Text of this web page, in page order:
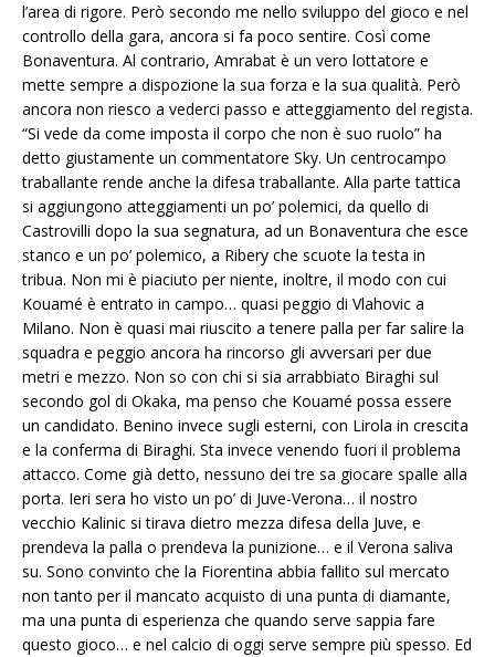
l’area di rigore. Però secondo me nello sviluppo del gioco e nel
controllo della gara, ancora si fa poco sentire. Così come
Bonaventura. Al contrario, Amrabat è un vero lottatore e
mette sempre a dispozione la sua forza e la sua qualità. Però
ancora non riesco a vederci passo e atteggiamento del regista.
“Si vede da come imposta il corpo che non è suo ruolo” ha
detto giustamente un commentatore Sky. Un centrocampo
traballante rende anche la difesa traballante. Alla parte tattica
si aggiungono atteggiamenti un po’ polemici, da quello di
Castrovilli dopo la sua segnatura, ad un Bonaventura che esce
stanco e un po’ polemico, a Ribery che scuote la testa in
tribua. Non mi è piaciuto per niente, inoltre, il modo con cui
Kouamé è entrato in campo… quasi peggio di Vlahovic a
Milano. Non è quasi mai riuscito a tenere palla per far salire la
squadra e peggio ancora ha rincorso gli avversari per due
metri e mezzo. Non so con chi si sia arrabbiato Biraghi sul
secondo gol di Okaka, ma penso che Kouamé possa essere
un candidato. Benino invece sugli esterni, con Lirola in crescita
e la conferma di Biraghi. Sta invece venendo fuori il problema
attacco. Come già detto, nessuno dei tre sa giocare spalle alla
porta. Ieri sera ho visto un po’ di Juve-Verona… il nostro
vecchio Kalinic si tirava dietro mezza difesa della Juve, e
prendeva la palla o prendeva la punizione… e il Verona saliva
su. Sono convinto che la Fiorentina abbia fallito sul mercato
non tanto per il mancato acquisto di una punta di diamante,
ma una punta di esperienza che quando serve sappia fare
questo gioco… e nel calcio di oggi serve sempre più spesso. Ed